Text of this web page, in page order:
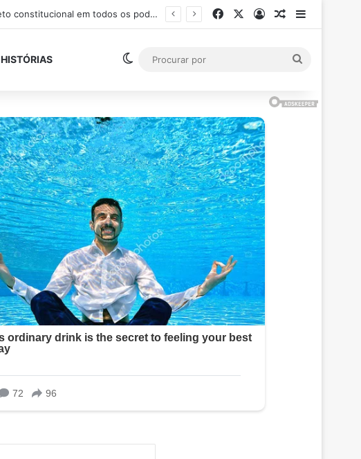
Ministro Flávio Dino suspende pagamento de salários acima do teto constitucional em todos os poderes FacebookEntrarArtigoBarra
HISTÓRIAS Switch skin